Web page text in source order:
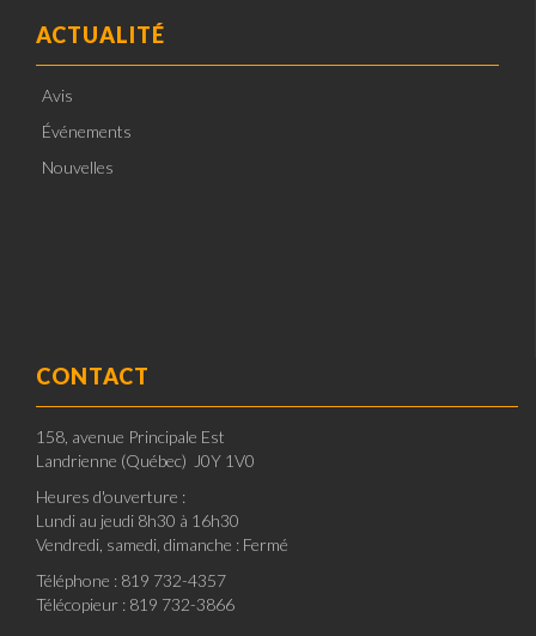
ACTUALITÉ
Avis
Événements
Nouvelles
CONTACT
158, avenue Principale Est
Landrienne (Québec) J0Y 1V0
Heures d'ouverture :
Lundi au jeudi 8h30 à 16h30
Vendredi, samedi, dimanche : Fermé
Téléphone : 819 732-4357
Télécopieur : 819 732-3866